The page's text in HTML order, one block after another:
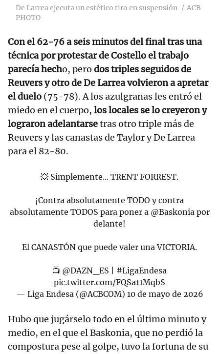
De Larrea ejecuta un estético tiro en suspensión
ACB
PHOTO
Con el 62-76 a seis minutos del final tras una
técnica por protestar de Costello el trabajo
parecía hecho, pero dos triples seguidos de
Reuvers y otro de De Larrea volvieron a apretar
el duelo (75-78). A los azulgranas les entró el
miedo en el cuerpo, los locales se lo creyeron y
lograron adelantarsetras otro triple más de
Reuvers y las canastas de Taylor y De Larrea
para el 82-80.
💥 Simplemente... TRENT FORREST.
¡Contra absolutamente TODO y contra
absolutamente TODOS para poner a @Baskonia por
delante!
El CANASTÓN que puede valer una VICTORIA.
📺 @DAZN_ES
#LigaEndesa
pic.twitter.com/FQSa11MqbS
— Liga Endesa (@ACBCOM) 10 de mayo de 2026
Hubo que jugárselo todo en el último minuto y
medio, en el que el Baskonia, que no perdió la
compostura pese al golpe, tuvo la fortuna de su